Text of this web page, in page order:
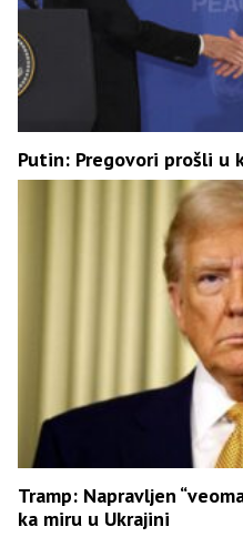
Putin: Pregovori prošli
Tramp: Napravljen
ka miru u Ukrajini